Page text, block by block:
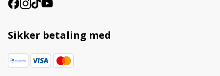
Sikker betaling med